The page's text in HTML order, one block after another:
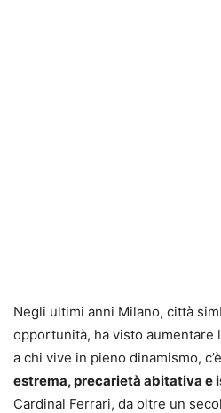
Negli ultimi anni Milano, città
opportunità, ha visto aumentare
a chi vive in pieno dinamismo,
estrema, precarietà abitativa e
Cardinal Ferrari, da oltre un